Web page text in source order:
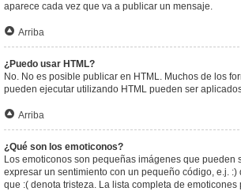
aparece cada vez que va a publicar un mensaje.
Arriba
¿Puedo usar HTML?
No. No es posible publicar en HTML. Muchos de los
pueden ejecutar utilizando HTML pueden ser
Arriba
¿Qué son los emoticonos?
Los emoticonos son pequeñas imágenes que pueden
expresar un sentimiento con un pequeño código, e.j.
que :( denota tristeza. La lista completa de emoticones